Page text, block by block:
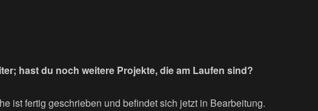
hast du noch weitere Projekte, die am Laufen sind?
ist fertig geschrieben und befindet sich jetzt in Bearbeitung.